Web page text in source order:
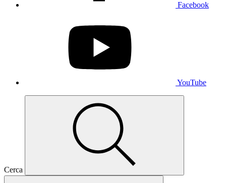
Facebook
YouTube
Cerca